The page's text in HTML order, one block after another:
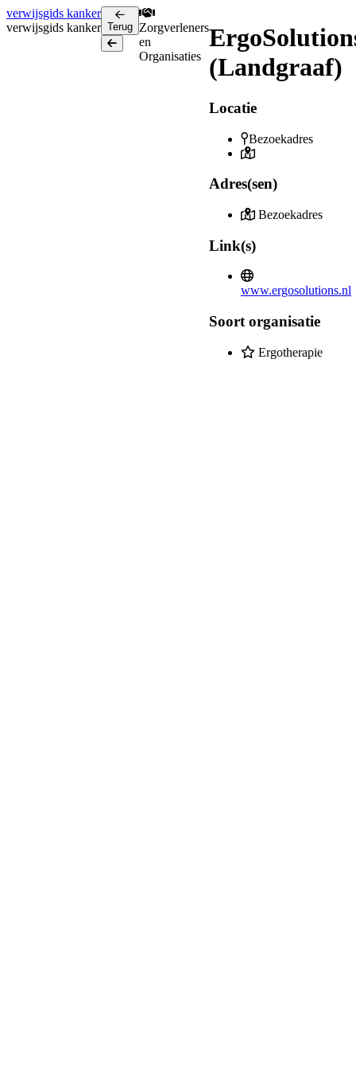
verwijsgids kanker
verwijsgids kanker Terug
Terug
Zorgverleners
en
Organisaties
(Landgraaf)
Locatie
Bezoekadres
Adres(sen)
Bezoekadres
Link(s)
www.ergosolutions.nl
Soort organisatie
Ergotherapie